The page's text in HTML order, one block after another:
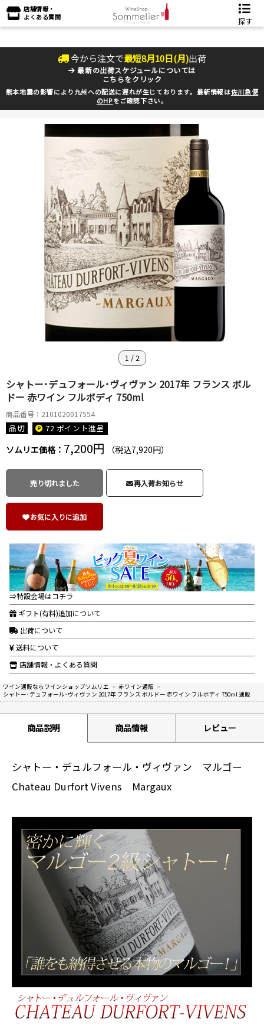
店舗情報・
よくある質問
探す
今から注文で最短8月10日(月)出荷
最新の出荷スケジュールについては
こちらをクリック
熊本地震の影響により九州への配送に遅れが生じております。最新情報は佐川急便
のHPをご確認下さい。
1 / 2
シャトー･デュフォール･ヴィヴァン 2017年 フランス ボル
ドー 赤ワイン フルボディ 750ml
商品番号：2101020017554
品切 72 ポイント進呈
ソムリエ価格： 7,200円 （税込7,920円）
売り切れました 再入荷お知らせ
お気に入りに追加
⇒特設会場はコチラ
ギフト(有料)追加について
出荷について
送料について
店舗情報・よくある質問
ワイン通販ならワインショップソムリエ > 赤ワイン通販 >
シャトー･デュフォール･ヴィヴァン 2017年 フランス ボルドー 赤ワイン フルボディ 750ml 通販
商品説明 商品情報 レビュー
シャトー・デュルフォール・ヴィヴァン マルゴー
Chateau Durfort Vivens Margaux